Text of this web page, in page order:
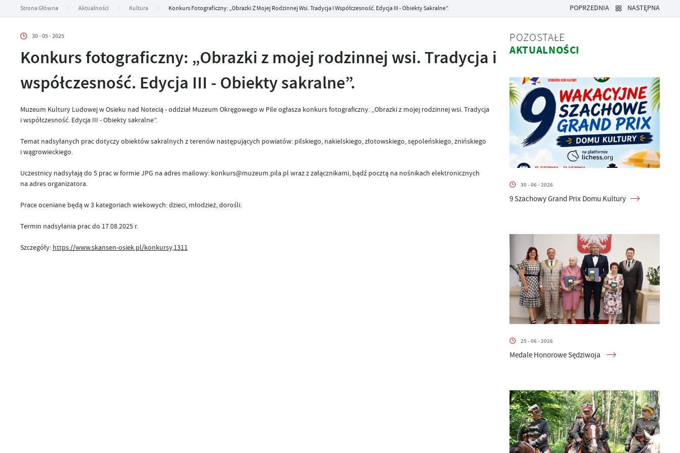
Strona Główna Aktualności Kultura Konkurs Fotograficzny: „Obrazki Z Mojej Rodzinnej Wsi. Tradycja I Współczesność. Edycja III - Obiekty Sakralne”. POPRZEDNIA NASTĘPNA
30 - 05 - 2025
Konkurs fotograficzny: „Obrazki z mojej rodzinnej wsi. Tradycja i
współczesność. Edycja III - Obiekty sakralne”.
Muzeum Kultury Ludowej w Osieku nad Notecią - oddział Muzeum Okręgowego w Pile ogłasza konkurs fotograficzny: „Obrazki z mojej rodzinnej wsi. Tradycja
i współczesność. Edycja III - Obiekty sakralne”.
Temat nadsyłanych prac dotyczy obiektów sakralnych z terenów następujących powiatów: pilskiego, nakielskiego, złotowskiego, sępoleńskiego, żnińskiego
i wągrowieckiego.
Uczestnicy nadsyłają do 5 prac w formie JPG na adres mailowy: konkurs@muzeum.pila.pl wraz z załącznikami, bądź pocztą na nośnikach elektronicznych
na adres organizatora.
Prace oceniane będą w 3 kategoriach wiekowych: dzieci, młodzież, dorośli.
Termin nadsyłania prac do 17.08.2025 r.
Szczegóły: https://www.skansen-osiek.pl/konkursy,1311
POZOSTAŁE
AKTUALNOŚCI
30 - 06 - 2026
9 Szachowy Grand Prix Domu Kultury
25 - 06 - 2026
Medale Honorowe Sędziwoja